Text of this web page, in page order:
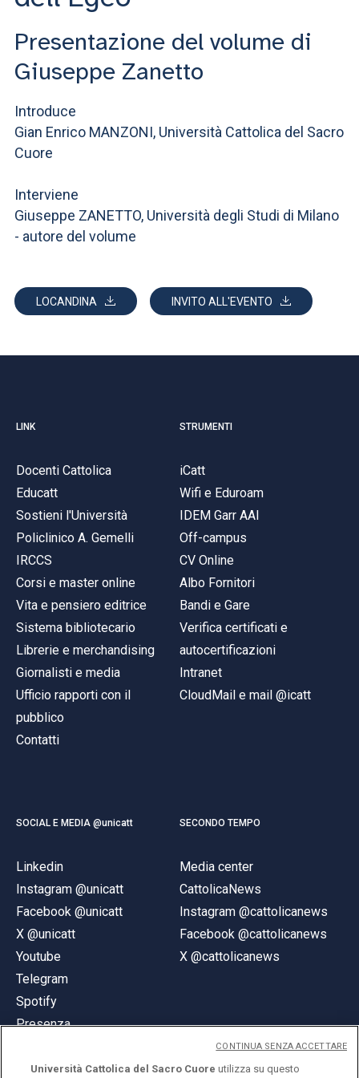
SEI UN DOCENTE O UN MEMBRO DELLO STAFF
ACCEDI A CLOUDMAIL
Presentazione del volume di
Giuseppe Zanetto
Introduce
Gian Enrico MANZONI, Università Cattolica del Sacro
Cuore
Interviene
Giuseppe ZANETTO, Università degli Studi di Milano
- autore del volume
LOCANDINA INVITO ALL'EVENTO
LINK
Docenti Cattolica
Educatt
Sostieni l'Università
Policlinico A. Gemelli
IRCCS
Corsi e master online
Vita e pensiero editrice
Sistema bibliotecario
Librerie e merchandising
Giornalisti e media
Ufficio rapporti con il
pubblico
Contatti
STRUMENTI
iCatt
Wifi e Eduroam
IDEM Garr AAI
Off-campus
CV Online
Albo Fornitori
Bandi e Gare
Verifica certificati e
autocertificazioni
Intranet
CloudMail e mail @icatt
SOCIAL E MEDIA @unicatt
Linkedin
Instagram @unicatt
Facebook @unicatt
X @unicatt
Youtube
Telegram
Spotify
Presenza
SECONDO TEMPO
Media center
CattolicaNews
Instagram @cattolicanews
Facebook @cattolicanews
X @cattolicanews
Università Cattolica del Sacro Cuore utilizza su questo
CONTINUA SENZA ACCETTARE